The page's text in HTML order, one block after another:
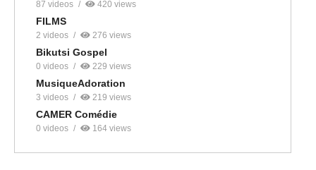
87 videos 420 views
FILMS
2 videos 276 views
Bikutsi Gospel
0 videos 229 views
MusiqueAdoration
3 videos 219 views
CAMER Comédie
0 videos 164 views